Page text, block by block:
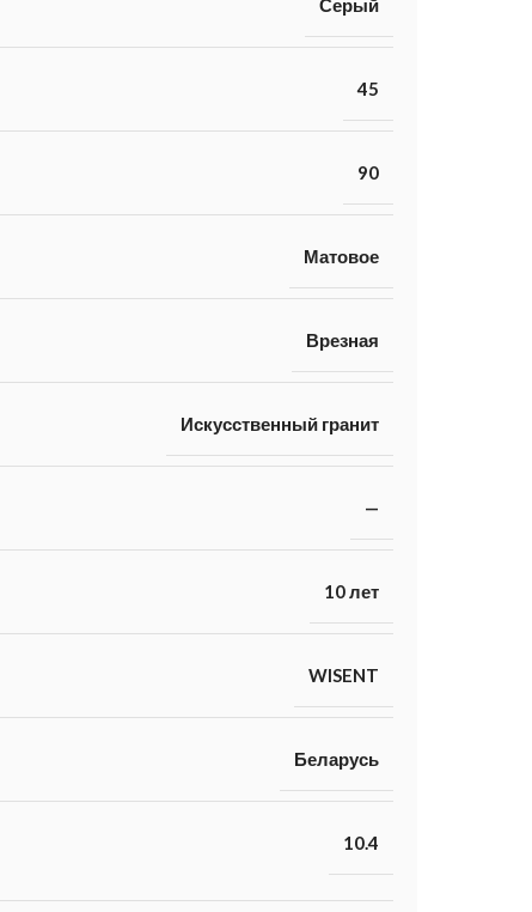
Серый
45
90
Матовое
Врезная
Искусственный гранит
—
10 лет
WISENT
Беларусь
10.4